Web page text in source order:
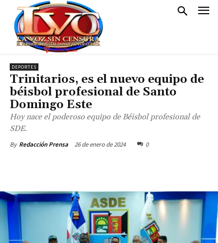
DEPORTES
Trinitarios, es el nuevo equipo de
béisbol profesional de Santo
Domingo Este
Hoy nace el poderoso equipo de Béisbol profesional de
SDE.
By Redacción Prensa 26 de enero de 2024 0